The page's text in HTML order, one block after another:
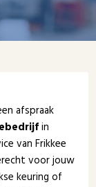
afspraak
in
van Frikkee
voor jouw
keuring of